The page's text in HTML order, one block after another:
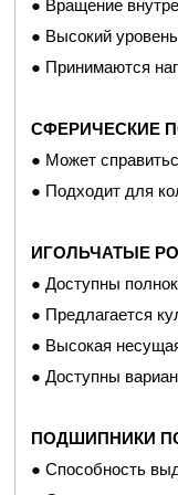
● Вращение
● Высокий
● Принимаются
СФЕРИЧЕСКИЕ
● Может
● Подходит для
ИГОЛЬЧАТЫЕ
● Доступны
● Предлагается
● Высокая
● Доступны
ПОДШИПНИКИ
● Способность